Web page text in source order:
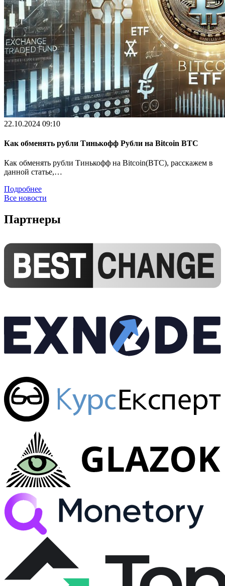
22.10.2024 09:10
Как обменять рубли Тинькофф Рубли на Bitcoin BTC
Как обменять рубли Тинькофф на Bitcoin(BTC), расскажем в
данной статье,…
Подробнее
Все новости
Партнеры